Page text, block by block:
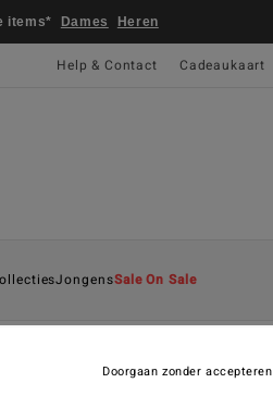
items* Dames Heren
Help & Contact Cadeaukaart
JongensSale On Sale
Doorgaan zonder accepteren